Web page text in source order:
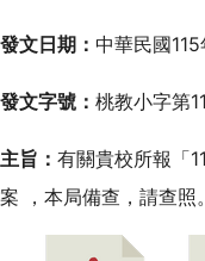
發文日期： 中華民國
發文字號： 桃教小字第
主旨： 有關貴校所報「
案 ，本局備查，請查照。